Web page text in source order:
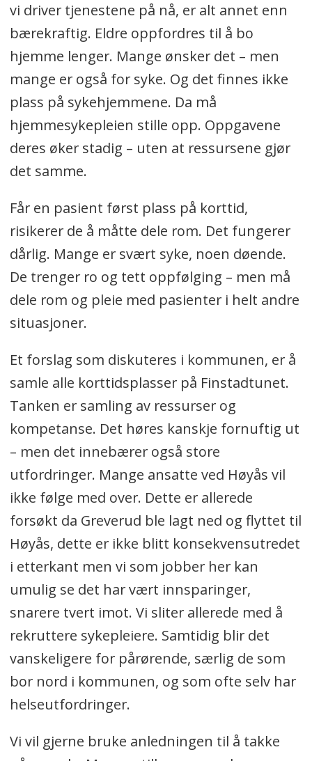
vi driver tjenestene på nå, er alt annet enn
bærekraftig. Eldre oppfordres til å bo
hjemme lenger. Mange ønsker det – men
mange er også for syke. Og det finnes ikke
plass på sykehjemmene. Da må
hjemmesykepleien stille opp. Oppgavene
deres øker stadig – uten at ressursene gjør
det samme.
Får en pasient først plass på korttid,
risikerer de å måtte dele rom. Det fungerer
dårlig. Mange er svært syke, noen døende.
De trenger ro og tett oppfølging – men må
dele rom og pleie med pasienter i helt andre
situasjoner.
Et forslag som diskuteres i kommunen, er å
samle alle korttidsplasser på Finstadtunet.
Tanken er samling av ressurser og
kompetanse. Det høres kanskje fornuftig ut
– men det innebærer også store
utfordringer. Mange ansatte ved Høyås vil
ikke følge med over. Dette er allerede
forsøkt da Greverud ble lagt ned og flyttet til
Høyås, dette er ikke blitt konsekvensutredet
i etterkant men vi som jobber her kan
umulig se det har vært innsparinger,
snarere tvert imot. Vi sliter allerede med å
rekruttere sykepleiere. Samtidig blir det
vanskeligere for pårørende, særlig de som
bor nord i kommunen, og som ofte selv har
helseutfordringer.
Vi vil gjerne bruke anledningen til å takke